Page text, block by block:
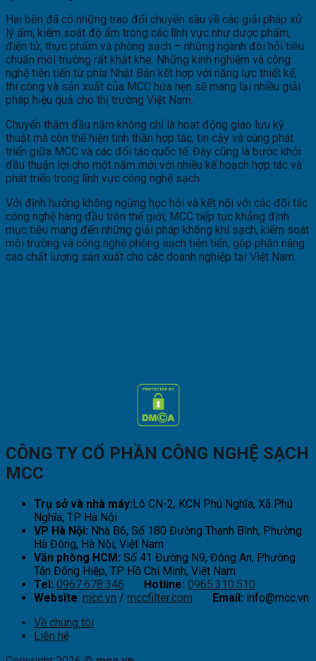
Hai bên đã có những trao đổi chuyên sâu về các giải pháp xử
lý ẩm, kiểm soát độ ẩm trong các lĩnh vực như dược phẩm,
điện tử, thực phẩm và phòng sạch – những ngành đòi hỏi tiêu
chuẩn môi trường rất khắt khe. Những kinh nghiệm và công
nghệ tiên tiến từ phía Nhật Bản kết hợp với năng lực thiết kế,
thi công và sản xuất của MCC hứa hẹn sẽ mang lại nhiều giải
pháp hiệu quả cho thị trường Việt Nam.
Chuyến thăm đầu năm không chỉ là hoạt động giao lưu kỹ
thuật mà còn thể hiện tinh thần hợp tác, tin cậy và cùng phát
triển giữa MCC và các đối tác quốc tế. Đây cũng là bước khởi
đầu thuận lợi cho một năm mới với nhiều kế hoạch hợp tác và
phát triển trong lĩnh vực công nghệ sạch.
Với định hướng không ngừng học hỏi và kết nối với các đối tác
công nghệ hàng đầu trên thế giới, MCC tiếp tục khẳng định
mục tiêu mang đến những giải pháp không khí sạch, kiểm soát
môi trường và công nghệ phòng sạch tiên tiến, góp phần nâng
cao chất lượng sản xuất cho các doanh nghiệp tại Việt Nam.
CÔNG TY CỔ PHẦN CÔNG NGHỆ SẠCH
MCC
Trụ sở và nhà máy:Lô CN-2, KCN Phú Nghĩa, Xã Phú
Nghĩa, TP. Hà Nội
VP Hà Nội: Nhà B6, Số 180 Đường Thanh Bình, Phường
Hà Đông, Hà Nội, Việt Nam
Văn phòng HCM: Số 41 Đường N9, Đông An, Phường
Tân Đông Hiệp, TP Hồ Chí Minh, Việt Nam
Tel: 0967.678.346 Hotline: 0965.310.510
Website: mcc.vn / mccfilter.com Email: info@mcc.vn
Về chúng tôi
Liên hệ